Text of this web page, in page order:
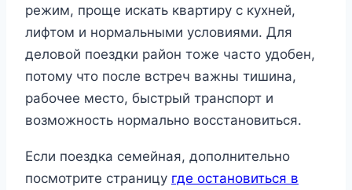
режим, проще искать квартиру с кухней,
лифтом и нормальными условиями. Для
деловой поездки район тоже часто удобен,
потому что после встреч важны тишина,
рабочее место, быстрый транспорт и
возможность нормально восстановиться.
Если поездка семейная, дополнительно
посмотрите страницу где остановиться в